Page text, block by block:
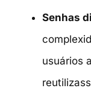
Senhas
usuários